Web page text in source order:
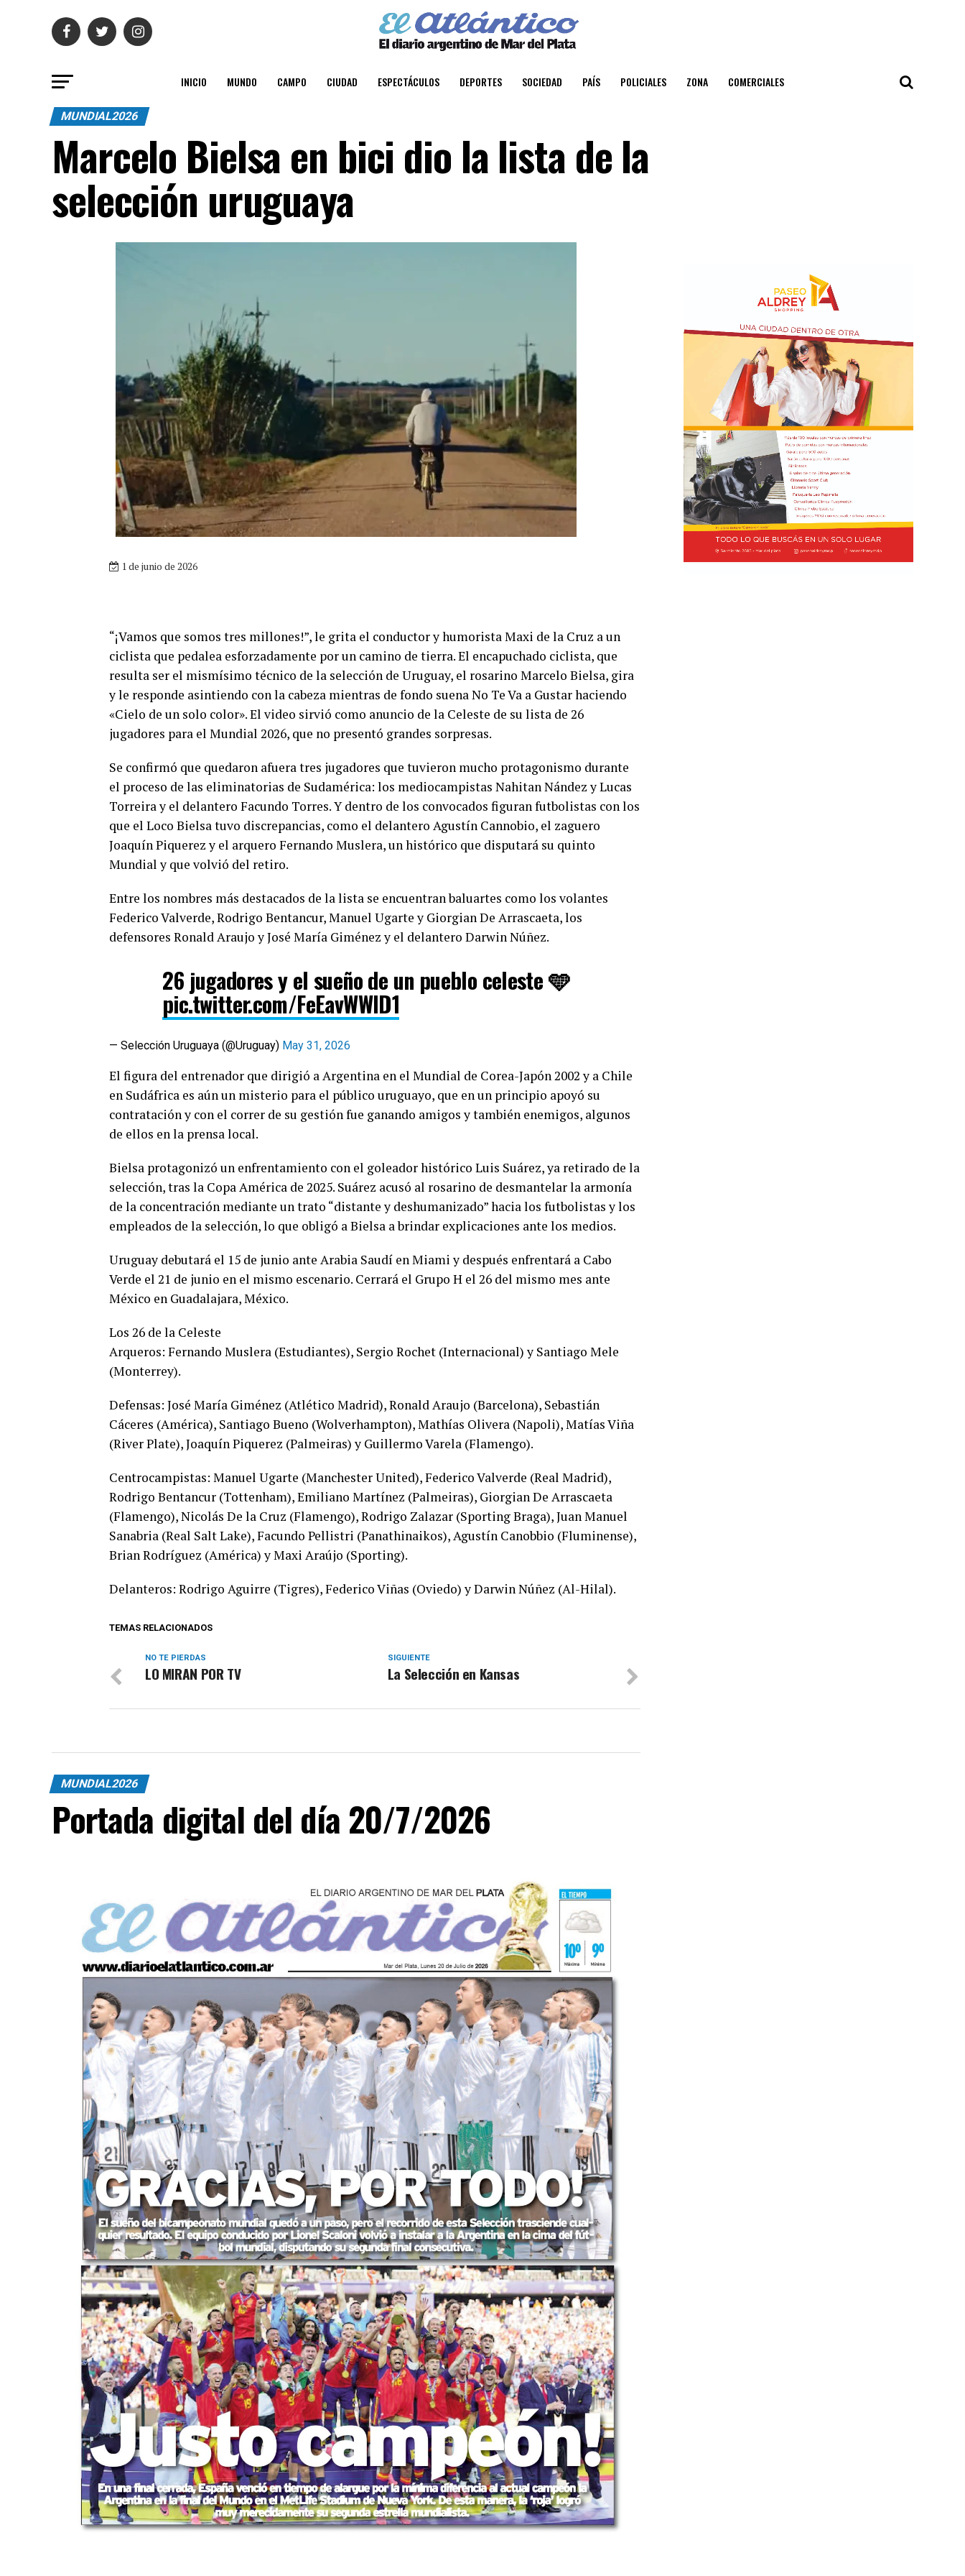
INICIO MUNDO CAMPO CIUDAD ESPECTÁCULOS DEPORTES SOCIEDAD PAÍS POLICIALES ZONA COMERCIALES
MUNDIAL2026
Marcelo Bielsa en bici dio la lista de la
selección uruguaya
1 de junio de 2026
“¡Vamos que somos tres millones!”, le grita el conductor y humorista Maxi de la Cruz a un
ciclista que pedalea esforzadamente por un camino de tierra. El encapuchado ciclista, que
resulta ser el mismísimo técnico de la selección de Uruguay, el rosarino Marcelo Bielsa, gira
y le responde asintiendo con la cabeza mientras de fondo suena No Te Va a Gustar haciendo
«Cielo de un solo color». El video sirvió como anuncio de la Celeste de su lista de 26
jugadores para el Mundial 2026, que no presentó grandes sorpresas.
Se confirmó que quedaron afuera tres jugadores que tuvieron mucho protagonismo durante
el proceso de las eliminatorias de Sudamérica: los mediocampistas Nahitan Nández y Lucas
Torreira y el delantero Facundo Torres. Y dentro de los convocados figuran futbolistas con los
que el Loco Bielsa tuvo discrepancias, como el delantero Agustín Cannobio, el zaguero
Joaquín Piquerez y el arquero Fernando Muslera, un histórico que disputará su quinto
Mundial y que volvió del retiro.
Entre los nombres más destacados de la lista se encuentran baluartes como los volantes
Federico Valverde, Rodrigo Bentancur, Manuel Ugarte y Giorgian De Arrascaeta, los
defensores Ronald Araujo y José María Giménez y el delantero Darwin Núñez.
26 jugadores y el sueño de un pueblo celeste 🩵
pic.twitter.com/FeEavWWlD1
— Selección Uruguaya (@Uruguay) May 31, 2026
El figura del entrenador que dirigió a Argentina en el Mundial de Corea-Japón 2002 y a Chile
en Sudáfrica es aún un misterio para el público uruguayo, que en un principio apoyó su
contratación y con el correr de su gestión fue ganando amigos y también enemigos, algunos
de ellos en la prensa local.
Bielsa protagonizó un enfrentamiento con el goleador histórico Luis Suárez, ya retirado de la
selección, tras la Copa América de 2025. Suárez acusó al rosarino de desmantelar la armonía
de la concentración mediante un trato “distante y deshumanizado” hacia los futbolistas y los
empleados de la selección, lo que obligó a Bielsa a brindar explicaciones ante los medios.
Uruguay debutará el 15 de junio ante Arabia Saudí en Miami y después enfrentará a Cabo
Verde el 21 de junio en el mismo escenario. Cerrará el Grupo H el 26 del mismo mes ante
México en Guadalajara, México.
Los 26 de la Celeste
Arqueros: Fernando Muslera (Estudiantes), Sergio Rochet (Internacional) y Santiago Mele
(Monterrey).
Defensas: José María Giménez (Atlético Madrid), Ronald Araujo (Barcelona), Sebastián
Cáceres (América), Santiago Bueno (Wolverhampton), Mathías Olivera (Napoli), Matías Viña
(River Plate), Joaquín Piquerez (Palmeiras) y Guillermo Varela (Flamengo).
Centrocampistas: Manuel Ugarte (Manchester United), Federico Valverde (Real Madrid),
Rodrigo Bentancur (Tottenham), Emiliano Martínez (Palmeiras), Giorgian De Arrascaeta
(Flamengo), Nicolás De la Cruz (Flamengo), Rodrigo Zalazar (Sporting Braga), Juan Manuel
Sanabria (Real Salt Lake), Facundo Pellistri (Panathinaikos), Agustín Canobbio (Fluminense),
Brian Rodríguez (América) y Maxi Araújo (Sporting).
Delanteros: Rodrigo Aguirre (Tigres), Federico Viñas (Oviedo) y Darwin Núñez (Al-Hilal).
TEMAS RELACIONADOS
SIGUIENTE
La Selección en Kansas
NO TE PIERDAS
LO MIRAN POR TV
MUNDIAL2026
Portada digital del día 20/7/2026